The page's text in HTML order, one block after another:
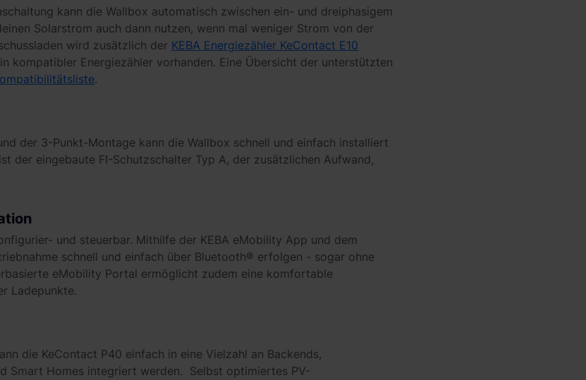
kann die Wallbox automatisch zwischen ein- und dreiphasigem
Solarstrom auch dann nutzen, wenn mal weniger Strom von der
wird zusätzlich der KEBA Energiezähler KeContact E10
kompatibler Energiezähler vorhanden. Eine Übersicht der unterstützten
.
der 3-Punkt-Montage kann die Wallbox schnell und einfach installiert
der eingebaute FI-Schutzschalter Typ A, der zusätzlichen Aufwand,
und steuerbar. Mithilfe der KEBA eMobility App und dem
schnell und einfach über Bluetooth® erfolgen - sogar ohne
eMobility Portal ermöglicht zudem eine komfortable
Ladepunkte.
die KeContact P40 einfach in eine Vielzahl an Backends,
Smart Homes integriert werden. Selbst optimiertes PV-